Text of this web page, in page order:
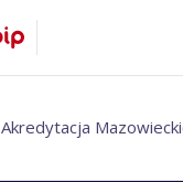
Akredytacja